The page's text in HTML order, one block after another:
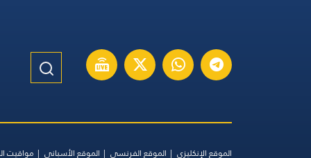
الموقع الإنكليزي الموقع الفرنسي الموقع الأسباني مواقيت